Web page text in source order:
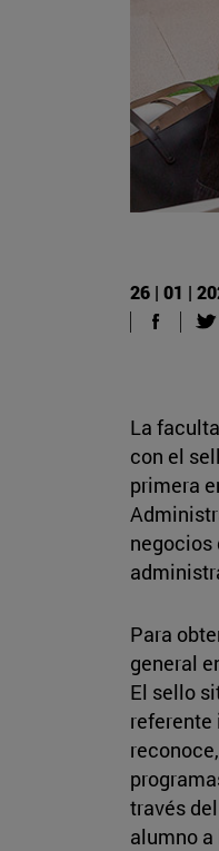
26 | 01 |
La
con el
primera
negocios
Para
general
El sello
referente
través
alumno a